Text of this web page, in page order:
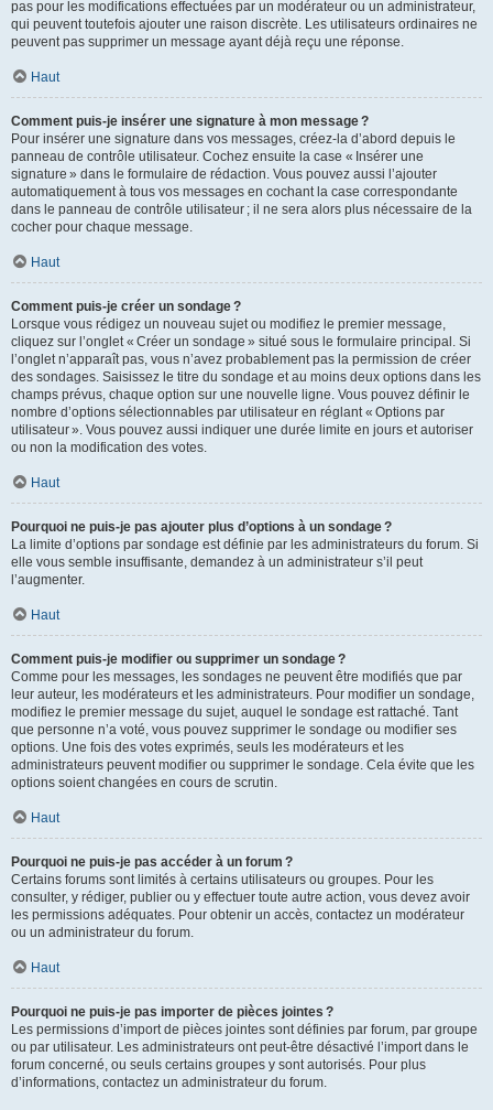
pas pour les modifications effectuées par un modérateur ou un administrateur,
qui peuvent toutefois ajouter une raison discrète. Les utilisateurs ordinaires ne
peuvent pas supprimer un message ayant déjà reçu une réponse.
Haut
Comment puis-je insérer une signature à mon message ?
Pour insérer une signature dans vos messages, créez-la d’abord depuis le
panneau de contrôle utilisateur. Cochez ensuite la case « Insérer une
signature » dans le formulaire de rédaction. Vous pouvez aussi l’ajouter
automatiquement à tous vos messages en cochant la case correspondante
dans le panneau de contrôle utilisateur ; il ne sera alors plus nécessaire de la
cocher pour chaque message.
Haut
Comment puis-je créer un sondage ?
Lorsque vous rédigez un nouveau sujet ou modifiez le premier message,
cliquez sur l’onglet « Créer un sondage » situé sous le formulaire principal. Si
l’onglet n’apparaît pas, vous n’avez probablement pas la permission de créer
des sondages. Saisissez le titre du sondage et au moins deux options dans les
champs prévus, chaque option sur une nouvelle ligne. Vous pouvez définir le
nombre d’options sélectionnables par utilisateur en réglant « Options par
utilisateur ». Vous pouvez aussi indiquer une durée limite en jours et autoriser
ou non la modification des votes.
Haut
Pourquoi ne puis-je pas ajouter plus d’options à un sondage ?
La limite d’options par sondage est définie par les administrateurs du forum. Si
elle vous semble insuffisante, demandez à un administrateur s’il peut
l’augmenter.
Haut
Comment puis-je modifier ou supprimer un sondage ?
Comme pour les messages, les sondages ne peuvent être modifiés que par
leur auteur, les modérateurs et les administrateurs. Pour modifier un sondage,
modifiez le premier message du sujet, auquel le sondage est rattaché. Tant
que personne n’a voté, vous pouvez supprimer le sondage ou modifier ses
options. Une fois des votes exprimés, seuls les modérateurs et les
administrateurs peuvent modifier ou supprimer le sondage. Cela évite que les
options soient changées en cours de scrutin.
Haut
Pourquoi ne puis-je pas accéder à un forum ?
Certains forums sont limités à certains utilisateurs ou groupes. Pour les
consulter, y rédiger, publier ou y effectuer toute autre action, vous devez avoir
les permissions adéquates. Pour obtenir un accès, contactez un modérateur
ou un administrateur du forum.
Haut
Pourquoi ne puis-je pas importer de pièces jointes ?
Les permissions d’import de pièces jointes sont définies par forum, par groupe
ou par utilisateur. Les administrateurs ont peut-être désactivé l’import dans le
forum concerné, ou seuls certains groupes y sont autorisés. Pour plus
d’informations, contactez un administrateur du forum.